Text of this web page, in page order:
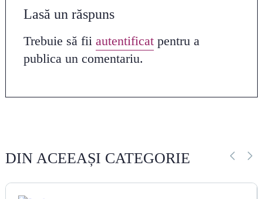
Lasă un răspuns
Trebuie să fii autentificatpentru a
publica un comentariu.
DIN ACEEAȘI CATEGORIE